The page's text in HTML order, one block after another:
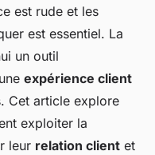
est rude et les
est essentiel. La
un outil
expérience client
Cet article explore
exploiter la
leur relation client et